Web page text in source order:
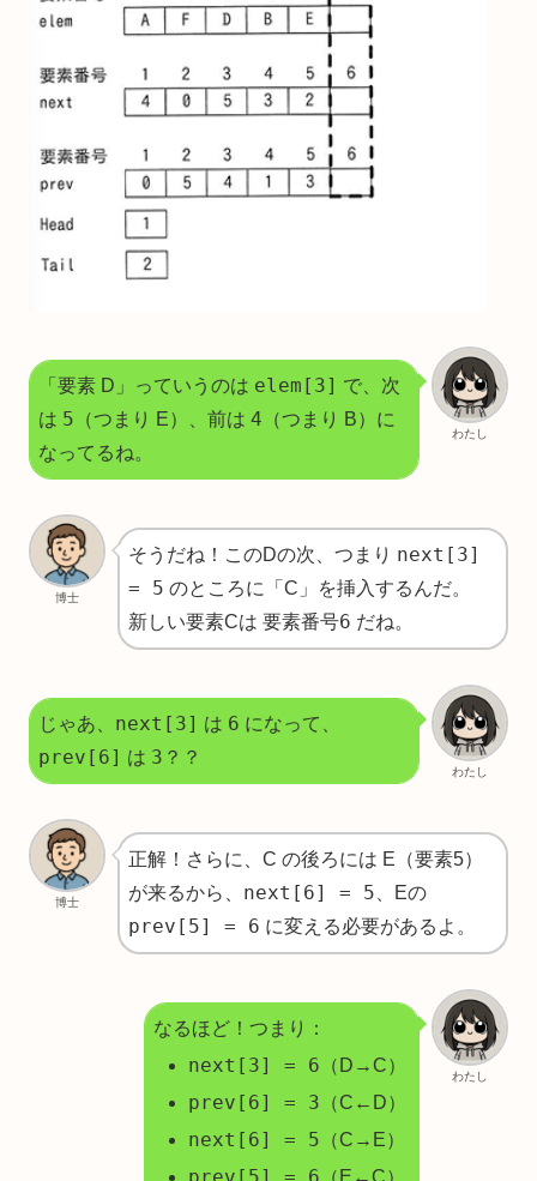
わたし
「要素 D」っていうのは elem[3] で、次
は 5 （つまり E）、前は 4 （つまり B）に
なってるね。
博士
そうだね！このDの次、つまり next[3]
= 5 のところに「C」を挿入するんだ。
新しい要素Cは 要素番号6 だね。
わたし
じゃあ、 next[3] は 6 になって、
prev[6] は 3 ？？
博士
正解！さらに、C の後ろには E（要素5）
が来るから、 next[6] = 5 、Eの
prev[5] = 6 に変える必要があるよ。
わたし
なるほど！つまり：
next[3] = 6 （D→C）
prev[6] = 3 （C←D）
next[6] = 5 （C→E）